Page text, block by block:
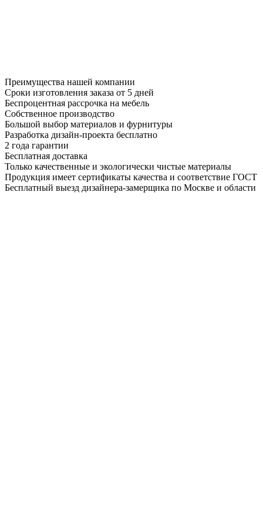
Преимущества нашей компании
Сроки изготовления заказа от 5 дней
Беспроцентная рассрочка на мебель
Собственное производство
Большой выбор материалов и фурнитуры
Разработка дизайн-проекта бесплатно
2 года гарантии
Бесплатная доставка
Только качественные и экологически чистые материалы
Продукция имеет сертификаты качества и соответствие ГОСТ
Бесплатный выезд дизайнера-замерщика по Москве и области